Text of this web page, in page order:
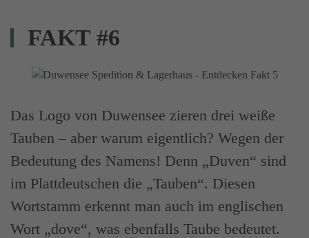
FAKT #6
Das Logo von Duwensee zieren drei weiße
Tauben – aber warum eigentlich? Wegen der
Bedeutung des Namens! Denn „Duven“ sind
im Plattdeutschen die „Tauben“. Diesen
Wortstamm erkennt man auch im englischen
Wort „dove“, was ebenfalls Taube bedeutet.